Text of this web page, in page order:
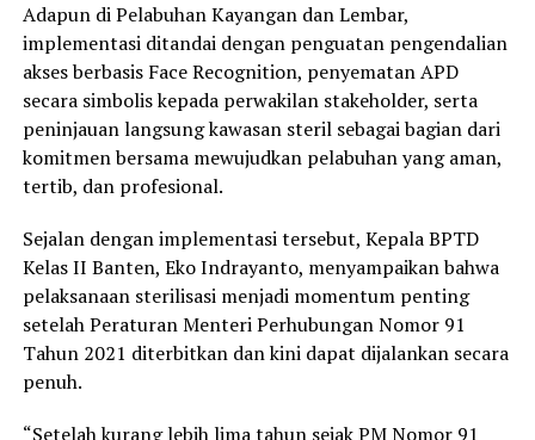
Adapun di Pelabuhan Kayangan dan Lembar,
implementasi ditandai dengan penguatan pengendalian
akses berbasis Face Recognition, penyematan APD
secara simbolis kepada perwakilan stakeholder, serta
peninjauan langsung kawasan steril sebagai bagian dari
komitmen bersama mewujudkan pelabuhan yang aman,
tertib, dan profesional.
Sejalan dengan implementasi tersebut, Kepala BPTD
Kelas II Banten, Eko Indrayanto, menyampaikan bahwa
pelaksanaan sterilisasi menjadi momentum penting
setelah Peraturan Menteri Perhubungan Nomor 91
Tahun 2021 diterbitkan dan kini dapat dijalankan secara
penuh.
“Setelah kurang lebih lima tahun sejak PM Nomor 91